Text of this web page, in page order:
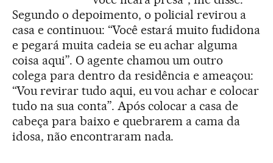
Segundo o depoimento, o policial revirou a
casa e continuou: “Você estará muito fudidona
e pegará muita cadeia se eu achar alguma
coisa aqui”. O agente chamou um outro
colega para dentro da residência e ameaçou:
“Vou revirar tudo aqui, eu vou achar e colocar
tudo na sua conta”. Após colocar a casa de
cabeça para baixo e quebrarem a cama da
idosa, não encontraram nada.